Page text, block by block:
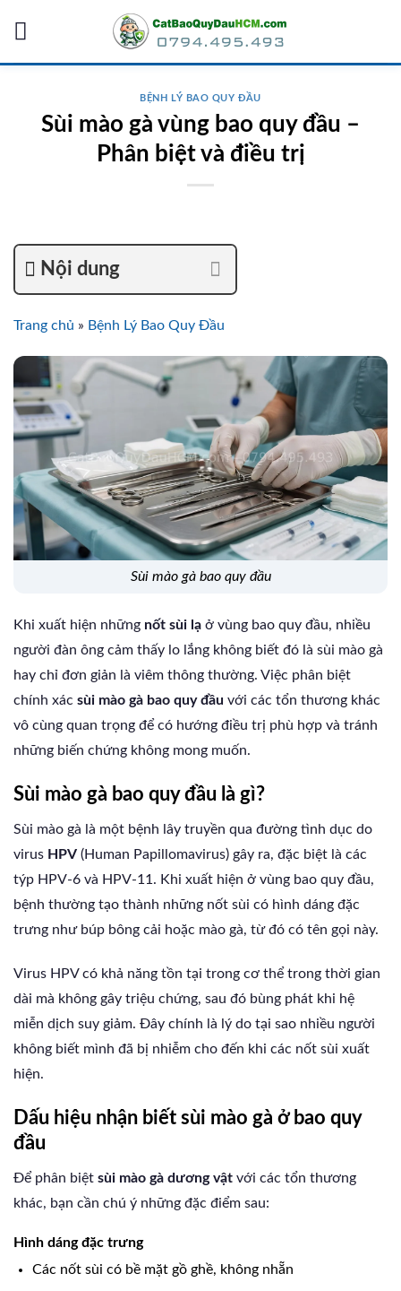
BỆNH LÝ BAO QUY ĐẦU
Sùi mào gà vùng bao quy đầu –
Phân biệt và điều trị
Nội dung
Trang chủ » Bệnh Lý Bao Quy Đầu
sùi mào gà bao quy đầu
Khi xuất hiện những nốt sùi lạ ở vùng bao quy đầu, nhiều
người đàn ông cảm thấy lo lắng không biết đó là sùi mào gà
hay chỉ đơn giản là viêm thông thường. Việc phân biệt
chính xác sùi mào gà bao quy đầu với các tổn thương khác
vô cùng quan trọng để có hướng điều trị phù hợp và tránh
những biến chứng không mong muốn.
Sùi mào gà bao quy đầu là gì?
Sùi mào gà là một bệnh lây truyền qua đường tình dục do
virus HPV (Human Papillomavirus) gây ra, đặc biệt là các
týp HPV-6 và HPV-11. Khi xuất hiện ở vùng bao quy đầu,
bệnh thường tạo thành những nốt sùi có hình dáng đặc
trưng như búp bông cải hoặc mào gà, từ đó có tên gọi này.
Virus HPV có khả năng tồn tại trong cơ thể trong thời gian
dài mà không gây triệu chứng, sau đó bùng phát khi hệ
miễn dịch suy giảm. Đây chính là lý do tại sao nhiều người
không biết mình đã bị nhiễm cho đến khi các nốt sùi xuất
hiện.
Dấu hiệu nhận biết sùi mào gà ở bao quy
đầu
Để phân biệt sùi mào gà dương vật với các tổn thương
khác, bạn cần chú ý những đặc điểm sau:
Hình dáng đặc trưng
Các nốt sùi có bề mặt gồ ghề, không nhẵn